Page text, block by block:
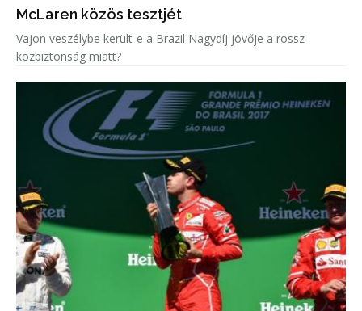
McLaren közös tesztjét
Vajon veszélybe került-e a Brazil Nagydíj jövője a rossz
közbiztonság miatt?